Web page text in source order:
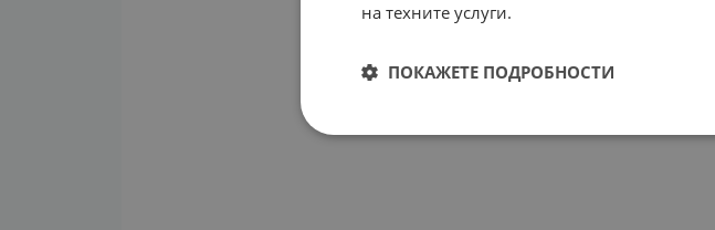
на техните услуги.
ПОКАЖЕТЕ ПОДРОБНОСТИ